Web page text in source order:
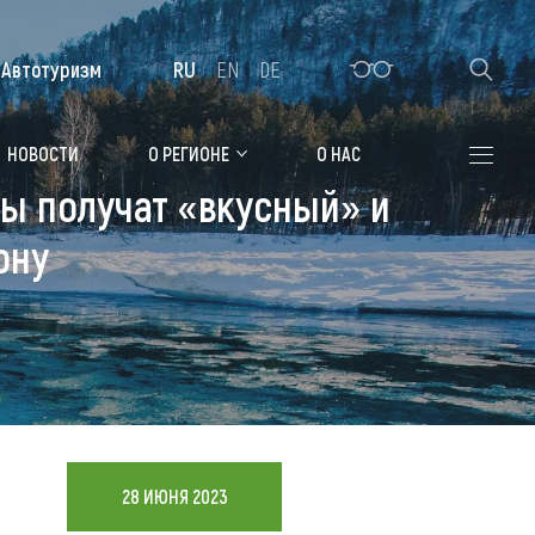
Алтайская зимовка
Где остановиться
Санатории
Гостиницы, отели
Коттеджи, базы
Сельские усадьбы
Мотели, придорожные отели
НОВОСТИ О РЕГИОНЕ О НАС
Автотуризм RU EN DE
получат «вкусный» и
28 ИЮНЯ 2023